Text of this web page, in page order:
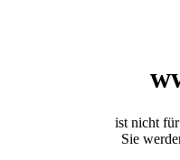
ist nicht
Sie